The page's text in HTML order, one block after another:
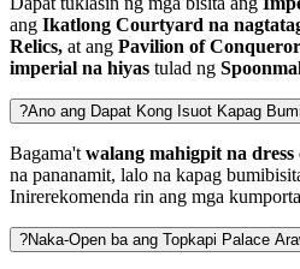
ang Ikatlong Courtyard na
Relics, at ang Pavilion of Conqueror
imperial na hiyas tulad ng
?Ano ang Dapat Kong Isuot Kapag
Bagama't walang mahigpit na dress
na pananamit, lalo na kapag
Inirerekomenda rin ang mga
?Naka-Open ba ang Topkapi Palace